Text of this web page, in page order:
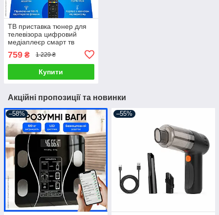
ТВ приставка тюнер для
телевізора цифровий
медіаплеєр смарт тв
759 ₴ 1 229 ₴
Купити
Акційні пропозиції та новинки
–58% –55%